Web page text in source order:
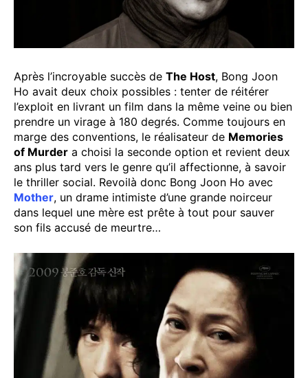
Après l’incroyable succès de The Host, Bong Joon
Ho avait deux choix possibles : tenter de réitérer
l’exploit en livrant un film dans la même veine ou bien
prendre un virage à 180 degrés. Comme toujours en
marge des conventions, le réalisateur de Memories
of Murder a choisi la seconde option et revient deux
ans plus tard vers le genre qu’il affectionne, à savoir
le thriller social. Revoilà donc Bong Joon Ho avec
Mother, un drame intimiste d’une grande noirceur
dans lequel une mère est prête à tout pour sauver
son fils accusé de meurtre…